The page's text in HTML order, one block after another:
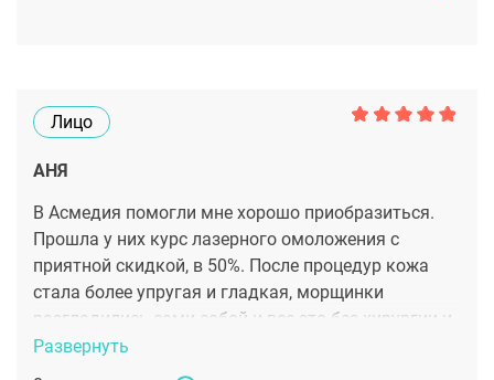
Лицо
АНЯ
В Асмедия помогли мне хорошо приобразиться.
Прошла у них курс лазерного омоложения с
приятной скидкой, в 50%. После процедур кожа
стала более упругая и гладкая, морщинки
разгладились сами собой и все это без хирургии и
боли. Супер!
Развернуть